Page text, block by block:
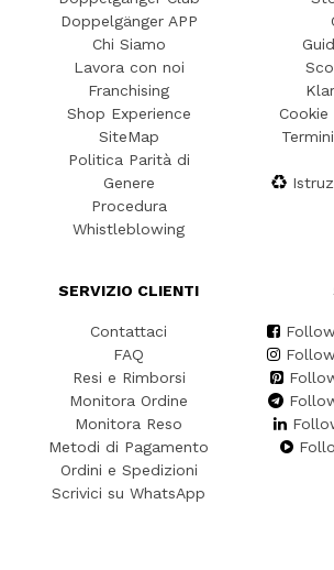
Doppelgänger APP
Chi Siamo
Lavora con noi
Franchising
Shop Experience
SiteMap
Politica Parità di
Genere
Procedura
Whistleblowing
Cookie
SERVIZIO CLIENTI
Contattaci
FAQ
Resi e Rimborsi
Monitora Ordine
Monitora Reso
Metodi di Pagamento
Ordini e Spedizioni
Scrivici su WhatsApp